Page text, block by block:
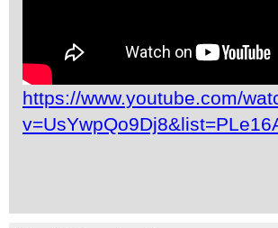
https://www.youtube.com/